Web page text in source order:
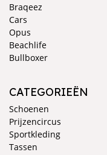
Braqeez
Cars
Opus
Beachlife
Bullboxer
CATEGORIEËN
Schoenen
Prijzencircus
Sportkleding
Tassen